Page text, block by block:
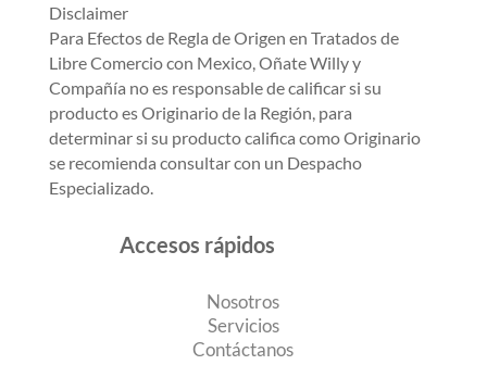
Disclaimer
Para Efectos de Regla de Origen en Tratados de
Libre Comercio con Mexico, Oñate Willy y
Compañía no es responsable de calificar si su
producto es Originario de la Región, para
determinar si su producto califica como Originario
se recomienda consultar con un Despacho
Especializado.
Accesos rápidos
Nosotros
Servicios
Contáctanos